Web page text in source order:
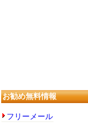
お勧め無料情報
フリーメール